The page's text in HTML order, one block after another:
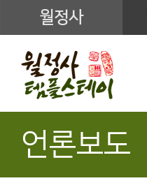
월정사
언론보도